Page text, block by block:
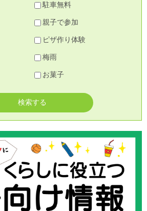
駐車無料
親子で参加
ピザ作り体験
梅雨
お菓子